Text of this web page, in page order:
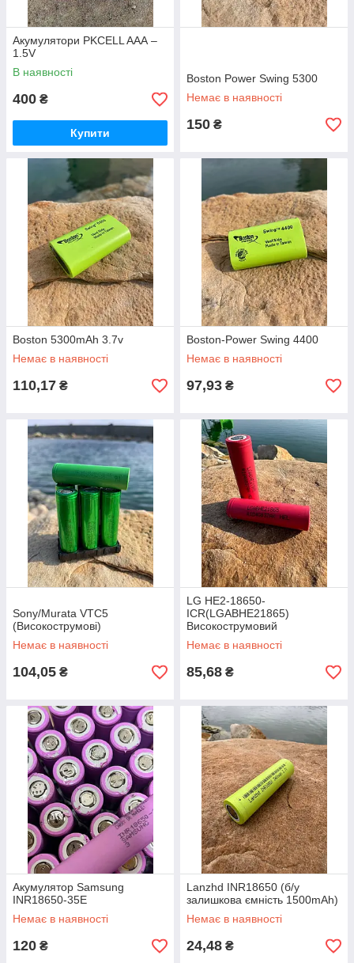
Акумулятори PKCELL AAА –
1.5V
В наявності
400 ₴
Купити
Boston Power Swing 5300
Немає в наявності
150 ₴
Boston 5300mAh 3.7v
Немає в наявності
110,17 ₴
Boston-Power Swing 4400
Немає в наявності
97,93 ₴
Sony/Murata VTC5
(Високострумові)
Немає в наявності
104,05 ₴
LG HE2-18650-
ICR(LGABHE21865)
Високострумовий
Немає в наявності
85,68 ₴
Акумулятор Samsung
INR18650-35E
Немає в наявності
120 ₴
Lanzhd INR18650 (б/у
залишкова ємність 1500mAh)
Немає в наявності
24,48 ₴